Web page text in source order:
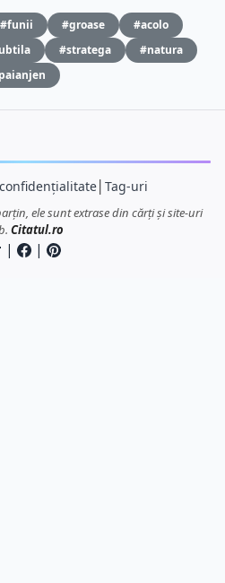
#funii #groase
#acolo
#stratega
#natura
│ Tag-uri
ele sunt extrase din cărți și site-uri
Citatul.ro
| |